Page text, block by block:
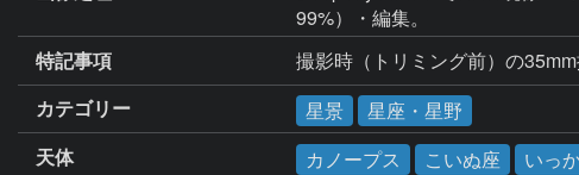
99%）・編集。
特記事項
撮影時（トリミング前）の35mm
カテゴリー
星景
星座・星野
天体
カノープス こいぬ座 いっ